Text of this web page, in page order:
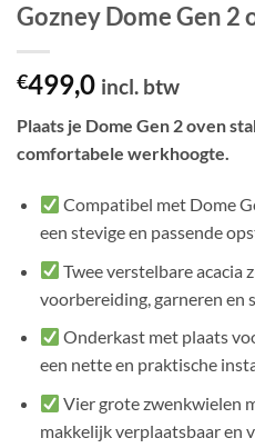
Gozney Dome Gen 2
€499,0 incl. btw
Plaats je Dome Gen 2 oven
comfortabele werkhoogte.
Compatibel met Dome
een stevige en passende
Twee verstelbare acacia
voorbereiding, garneren en
Onderkast met plaats
een nette en praktische
Vier grote zwenkwielen
makkelijk verplaatsbaar en